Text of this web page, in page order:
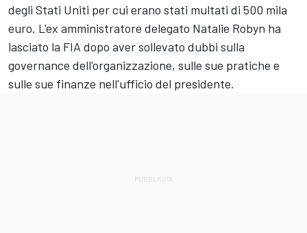
degli Stati Uniti per cui erano stati multati di 500 mila
euro. L'ex amministratore delegato Natalie Robyn ha
lasciato la FIA dopo aver sollevato dubbi sulla
governance dell'organizzazione, sulle sue pratiche e
sulle sue finanze nell'ufficio del presidente.